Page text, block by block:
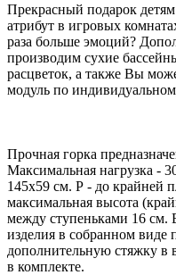
Прекрасный подарок
атрибут в игровых
раза больше эмоций?
производим сухие
расцветок, а также Вы
модуль по
Прочная горка
Максимальная нагрузка -
145х59 см. Р - до крайней
максимальная высота
между ступеньками 16 см.
изделия в собранном виде
дополнительную стяжку в
в комплекте.